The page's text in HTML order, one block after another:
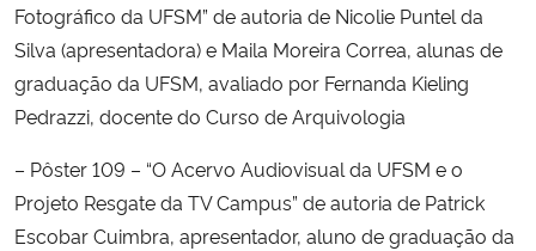
Secretaria-Geral
Secretaria de Governo
Gabinete de Segurança Institucional
Advocacia-Geral da União
Fotográfico da UFSM” de autoria de Nicolie Puntel da
Silva (apresentadora) e Maila Moreira Correa, alunas de
graduação da UFSM, avaliado por Fernanda Kieling
Pedrazzi, docente do Curso de Arquivologia
– Pôster 109 – “O Acervo Audiovisual da UFSM e o
Projeto Resgate da TV Campus” de autoria de Patrick
Escobar Cuimbra, apresentador, aluno de graduação da